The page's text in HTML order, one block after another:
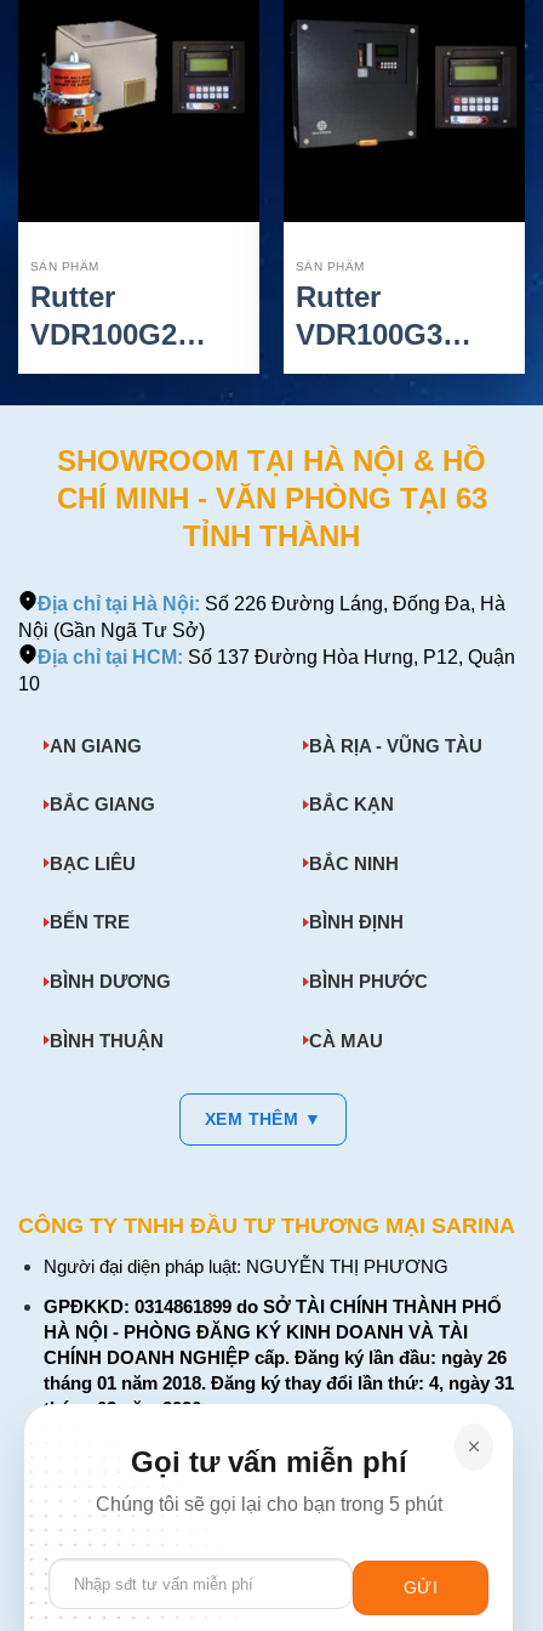
SẢN PHẨM
Rutter
VDR100G2
(S)VDR – Thiết
Bị Ghi Dữ Liệu
Hành Trình Tàu
Biển
SẢN PHẨM
Rutter
VDR100G3
(S)VDR – Thiết
Bị Ghi Dữ Liệu
Hành Trình Tàu
Biển
SHOWROOM TẠI HÀ NỘI & HỒ
CHÍ MINH - VĂN PHÒNG TẠI 63
TỈNH THÀNH
Địa chỉ tại Hà Nội: Số 226 Đường Láng, Đống Đa, Hà
Nội (Gần Ngã Tư Sở)
Địa chỉ tại HCM: Số 137 Đường Hòa Hưng, P12, Quận
10
AN GIANG BÀ RỊA - VŨNG TÀU
BẮC GIANG BẮC KẠN
BẠC LIÊU BẮC NINH
BẾN TRE BÌNH ĐỊNH
BÌNH DƯƠNG BÌNH PHƯỚC
BÌNH THUẬN CÀ MAU
XEM THÊM ▼
CÔNG TY TNHH ĐẦU TƯ THƯƠNG MẠI SARINA
Người đại diện pháp luật: NGUYỄN THỊ PHƯƠNG
GPĐKKD: 0314861899 do SỞ TÀI CHÍNH THÀNH PHỐ
HÀ NỘI - PHÒNG ĐĂNG KÝ KINH DOANH VÀ TÀI
CHÍNH DOANH NGHIỆP cấp. Đăng ký lần đầu: ngày 26
tháng 01 năm 2018. Đăng ký thay đổi lần thứ: 4, ngày 31
tháng 03 năm 2026
226 Đường Láng, Đống Đa, Hà Nội
137 Đường Hòa Hưng, Phường 12, Quận 10, TP. Hồ Chí
Minh
Hotline: 1900 2106 - 0386 001 001
Email:Giaiphap3g@gmail.com
Gọi tư vấn miễn phí
Chúng tôi sẽ gọi lại cho bạn trong 5 phút
Please
leave